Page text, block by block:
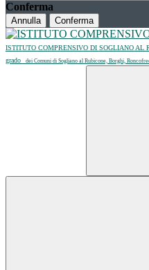
Conferma
Annulla Conferma
ISTITUTO COMPRENSIVO DI SOGLIANO AL
grado
dei Comuni di Sogliano al Rubicone, Borghi,